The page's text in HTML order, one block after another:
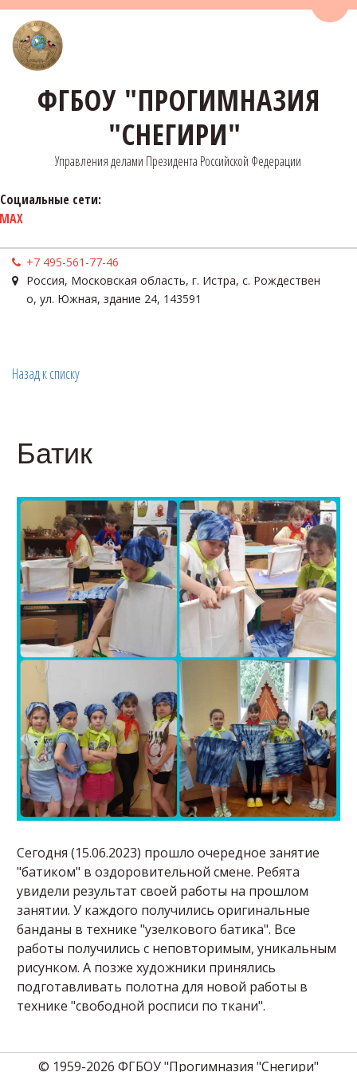
ФГБОУ "ПРОГИМНАЗИЯ
"СНЕГИРИ"
Управления делами Президента Российской Федерации
Социальные сети:
MAX
+7 495-561-77-46
Россия, Московская область, г. Истра, с. Рождествен
о, ул. Южная, здание 24, 143591
Назад к списку
Батик
Сегодня (15.06.2023) прошло очередное занятие
"батиком" в оздоровительной смене. Ребята
увидели результат своей работы на прошлом
занятии. У каждого получились оригинальные
банданы в технике "узелкового батика". Все
работы получились с неповторимым, уникальным
рисунком. А позже художники принялись
подготавливать полотна для новой работы в
технике "свободной росписи по ткани".
© 1959-2026 ФГБОУ "Прогимназия "Снегири"